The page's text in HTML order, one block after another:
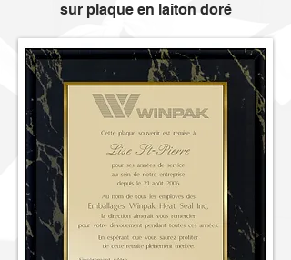
sur plaque en laiton doré